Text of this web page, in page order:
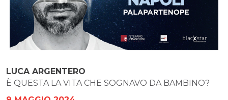
LUCA ARGENTERO
È QUESTA LA VITA CHE SOGNAVO DA BAMBINO?